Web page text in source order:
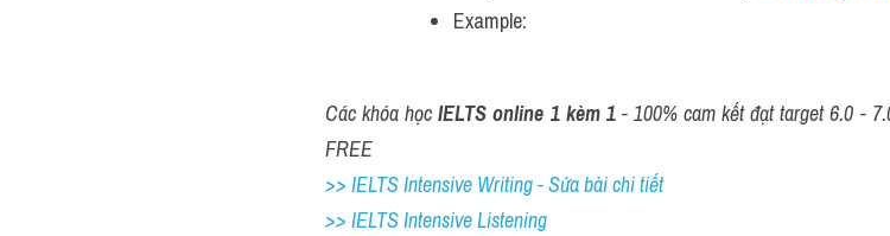
Example:
Các khóa học IELTS online 1 kèm 1 - 100% cam kết đạt target 6.0 -
FREE
>> IELTS Intensive Writing - Sửa bài chi tiết
>> IELTS Intensive Listening